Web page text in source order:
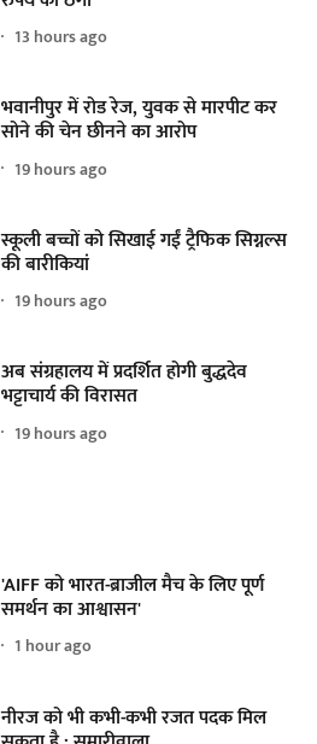
13 hours ago
भवानीपुर में रोड रेज, युवक से मारपीट कर
सोने की चेन छीनने का आरोप
19 hours ago
स्कूली बच्चों को सिखाई गईं ट्रैफिक सिग्नल्स
की बारीकियां
19 hours ago
अब संग्रहालय में प्रदर्शित होगी बुद्धदेव
भट्टाचार्य की विरासत
19 hours ago
'AIFF को भारत-ब्राजील मैच के लिए पूर्ण
समर्थन का आश्वासन'
1 hour ago
नीरज को भी कभी-कभी रजत पदक मिल